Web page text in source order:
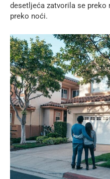
desetljeća zatvorila se
preko noći.